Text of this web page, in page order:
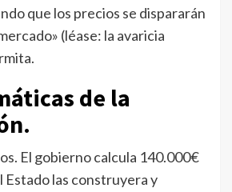
que los precios se dispararán
(léase: la avaricia
de la
El gobierno calcula 140.000€
Estado las construyera y